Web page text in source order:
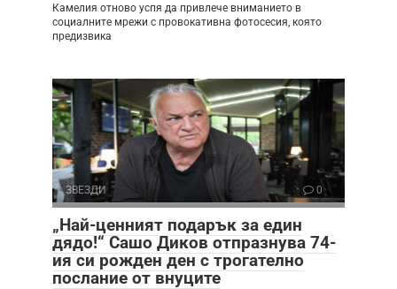
Камелия отново успя да привлече вниманието в
социалните мрежи с провокативна фотосесия, която
предизвика
ЗВЕЗДИ 0
„Най-ценният подарък за един
дядо!“ Сашо Диков отпразнува 74-
ия си рожден ден с трогателно
послание от внуците